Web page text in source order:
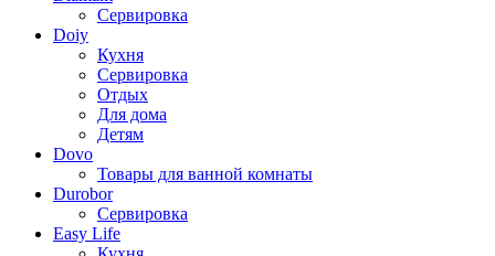
Сервировка
Doiy
Кухня
Сервировка
Отдых
Для дома
Детям
Dovo
Товары для ванной комнаты
Durobor
Сервировка
Easy Life